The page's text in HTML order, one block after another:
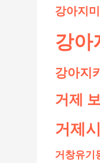
강아지
강아
강아지
거제
거제
거창유기